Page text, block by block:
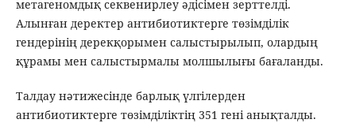
метагеномдық секвенирлеу әдісімен зерттелді.
Алынған деректер антибиотиктерге төзімділік
гендерінің дерекқорымен салыстырылып, олардың
құрамы мен салыстырмалы молшылығы бағаланды.
Талдау нәтижесінде барлық үлгілерден
антибиотиктерге төзімділіктің 351 гені анықталды.